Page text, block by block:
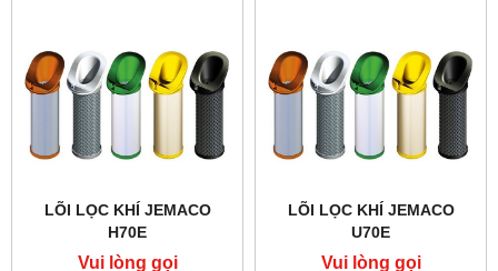
LÕI LỌC KHÍ JEMACO
H70E
Vui lòng gọi
LÕI LỌC KHÍ JEMACO
U70E
Vui lòng gọi